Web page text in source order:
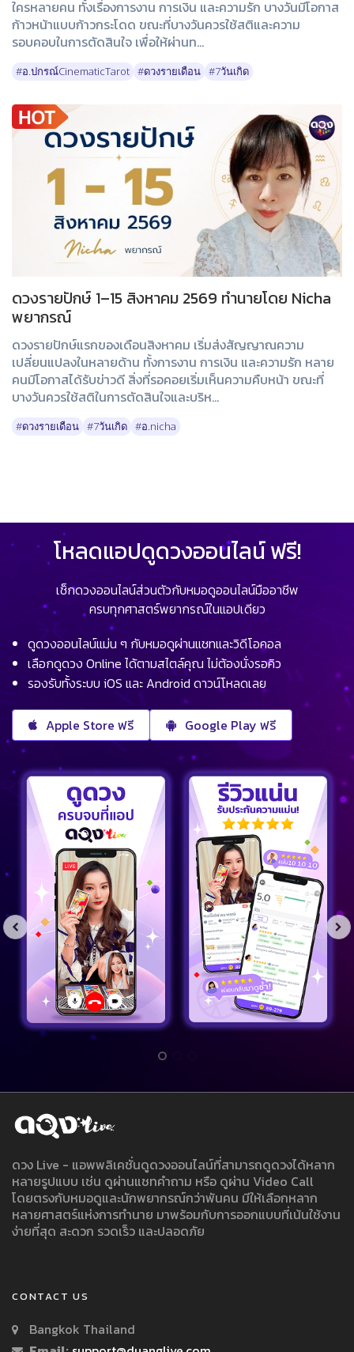
ใครหลายคน ทั้งเรื่องการงาน การเงิน และความรัก บางวันมีโอกาส
ก้าวหน้าแบบก้าวกระโดด ขณะที่บางวันควรใช้สติและความ
รอบคอบในการตัดสินใจ เพื่อให้ผ่านท...
#อ.ปกรณ์CinematicTarot #ดวงรายเดือน #7วันเกิด
ดวงรายปักษ์ 1–15 สิงหาคม 2569 ทำนายโดย Nicha
พยากรณ์
ดวงรายปักษ์แรกของเดือนสิงหาคม เริ่มส่งสัญญาณความ
เปลี่ยนแปลงในหลายด้าน ทั้งการงาน การเงิน และความรัก หลาย
คนมีโอกาสได้รับข่าวดี สิ่งที่รอคอยเริ่มเห็นความคืบหน้า ขณะที่
บางวันควรใช้สติในการตัดสินใจและบริห...
#ดวงรายเดือน #7วันเกิด #อ.nicha
โหลดแอปดูดวงออนไลน์ ฟรี!
เช็กดวงออนไลน์ส่วนตัวกับหมอดูออนไลน์มืออาชีพ
ครบทุกศาสตร์พยากรณ์ในแอปเดียว
ดูดวงออนไลน์แม่น ๆ กับหมอดูผ่านแชทและวิดีโอคอล
เลือกดูดวง Online ได้ตามสไตล์คุณ ไม่ต้องนั่งรอคิว
รองรับทั้งระบบ iOS และ Android ดาวน์โหลดเลย
Apple Store ฟรี Google Play ฟรี
ดวง Live - แอพพลิเคชั่นดูดวงออนไลน์ที่สามารถดูดวงได้หลาก
หลายรูปแบบ เช่น ดูผ่านแชทคำถาม หรือ ดูผ่าน Video Call
โดยตรงกับหมอดูและนักพยากรณ์กว่าพันคน มีให้เลือกหลาก
หลายศาสตร์แห่งการทำนาย มาพร้อมกับการออกแบบที่เน้นใช้งาน
ง่ายที่สุด สะดวก รวดเร็ว และปลอดภัย
CONTACT US
Bangkok Thailand